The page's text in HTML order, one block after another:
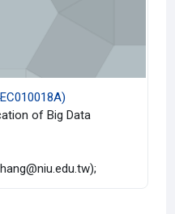
of Big Data